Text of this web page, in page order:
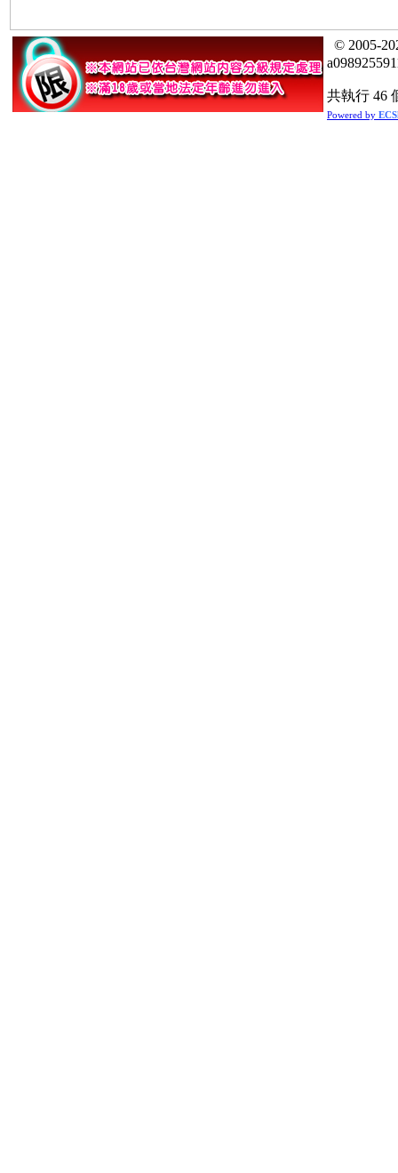
© 2005-
共執行 46
Powered by